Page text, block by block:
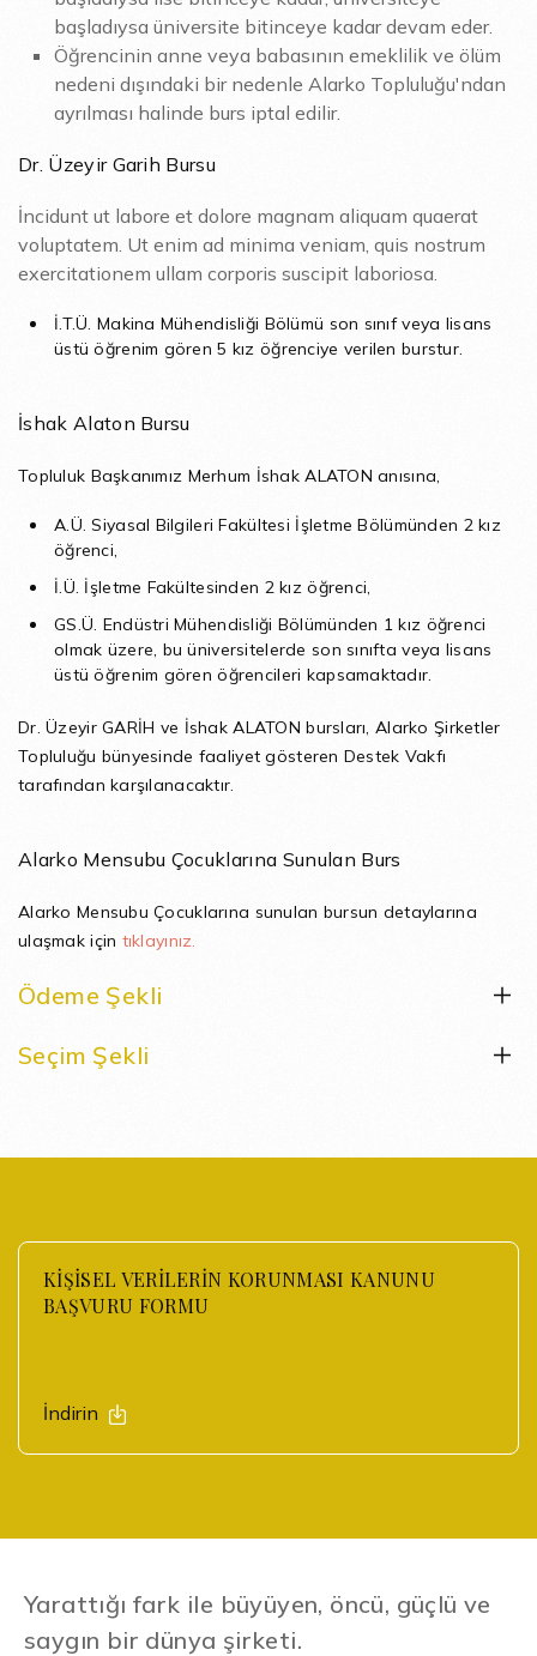
başladıysa üniversite bitinceye kadar devam eder.
Öğrencinin anne veya babasının emeklilik ve ölüm
nedeni dışındaki bir nedenle Alarko Topluluğu'ndan
ayrılması halinde burs iptal edilir.
Dr. Üzeyir Garih Bursu
İncidunt ut labore et dolore magnam aliquam quaerat
voluptatem. Ut enim ad minima veniam, quis nostrum
exercitationem ullam corporis suscipit laboriosa.
İ.T.Ü. Makina Mühendisliği Bölümü son sınıf veya lisans
üstü öğrenim gören 5 kız öğrenciye verilen burstur.
İshak Alaton Bursu
Topluluk Başkanımız Merhum İshak ALATON anısına,
A.Ü. Siyasal Bilgileri Fakültesi İşletme Bölümünden 2 kız
öğrenci,
İ.Ü. İşletme Fakültesinden 2 kız öğrenci,
GS.Ü. Endüstri Mühendisliği Bölümünden 1 kız öğrenci
olmak üzere, bu üniversitelerde son sınıfta veya lisans
üstü öğrenim gören öğrencileri kapsamaktadır.
Dr. Üzeyir GARİH ve İshak ALATON bursları, Alarko Şirketler
Topluluğu bünyesinde faaliyet gösteren Destek Vakfı
tarafından karşılanacaktır.
Alarko Mensubu Çocuklarına Sunulan Burs
Alarko Mensubu Çocuklarına sunulan bursun detaylarına
ulaşmak için tıklayınız.
Ödeme Şekli
Seçim Şekli
KİŞİSEL VERİLERİN KORUNMASI KANUNU
BAŞVURU FORMU
İndirin
Yarattığı fark ile büyüyen, öncü, güçlü ve
saygın bir dünya şirketi.